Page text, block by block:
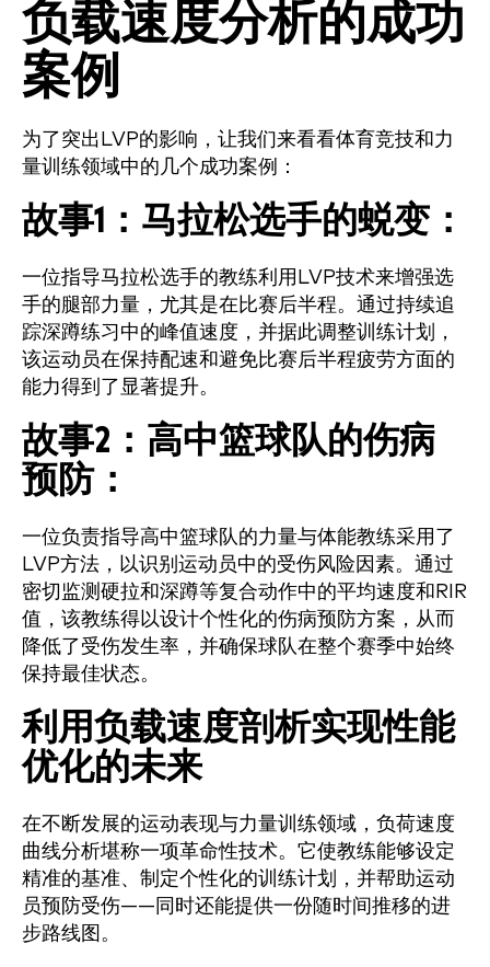
负载速度分析的成功
案例
为了突出LVP的影响，让我们来看看体育竞技和力
量训练领域中的几个成功案例：
故事1：马拉松选手的蜕变：
一位指导马拉松选手的教练利用LVP技术来增强选
手的腿部力量，尤其是在比赛后半程。通过持续追
踪深蹲练习中的峰值速度，并据此调整训练计划，
该运动员在保持配速和避免比赛后半程疲劳方面的
能力得到了显著提升。
故事2：高中篮球队的伤病
预防：
一位负责指导高中篮球队的力量与体能教练采用了
LVP方法，以识别运动员中的受伤风险因素。通过
密切监测硬拉和深蹲等复合动作中的平均速度和RIR
值，该教练得以设计个性化的伤病预防方案，从而
降低了受伤发生率，并确保球队在整个赛季中始终
保持最佳状态。
利用负载速度剖析实现性能
优化的未来
在不断发展的运动表现与力量训练领域，负荷速度
曲线分析堪称一项革命性技术。它使教练能够设定
精准的基准、制定个性化的训练计划，并帮助运动
员预防受伤——同时还能提供一份随时间推移的进
步路线图。